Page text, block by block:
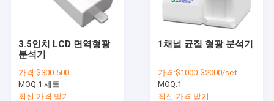
3.5인치 LCD 면역형광
분석기
가격:$300-500
MOQ:1 세트
최신 가격 받기
1채널 균질 형광 분석기
가격:$1000-$2000/set
MOQ:1
최신 가격 받기